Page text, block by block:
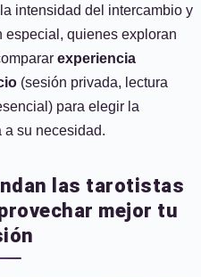
intensidad del intercambio y
especial, quienes exploran
experiencia
(sesión privada, lectura
para elegir la
a su necesidad.
las tarotistas
mejor tu